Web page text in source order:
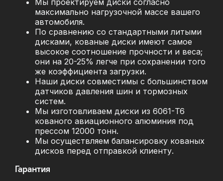
максимально нагрузочной массе вашего
автомобиля.
По сравнению со стандартными литыми
дисками, кованые диски имеют самое
высокое соотношение прочности и веса;
они на 20-25% легче при сохранении того
же коэффициента загрузки.
Наши диски совместимы с большинством
датчиков давления шин и тормозных
систем.
Мы изготовливаем диски из 6061-T6
кованого авиационного алюминия под
прессом 12000 тонн.
Мы осуществляем балансировку кованых
дисков перед отправкой клиенту.
Гарантия